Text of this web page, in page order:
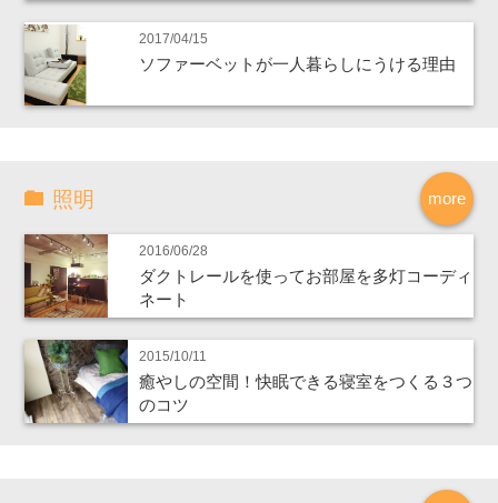
2017/04/15
ソファーベットが一人暮らしにうける理由
more
照明
2016/06/28
ダクトレールを使ってお部屋を多灯コーディ
ネート
2015/10/11
癒やしの空間！快眠できる寝室をつくる３つ
のコツ